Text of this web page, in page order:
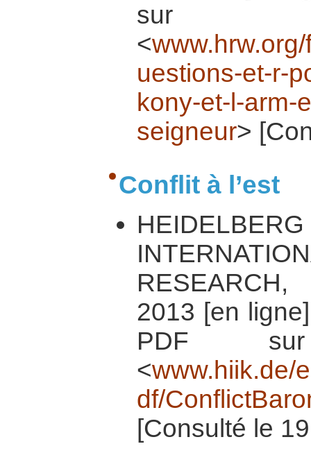
<
uestions-et-r-
kony-et-l-arm-
seigneur>
Conflit à l’est
2013 [en
PDF
<www.hiik.de/
df/
[Consulté le